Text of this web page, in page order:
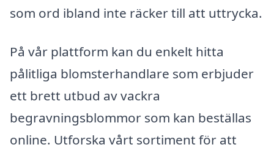
som ord ibland inte räcker till att uttrycka.
På vår plattform kan du enkelt hitta
pålitliga blomsterhandlare som erbjuder
ett brett utbud av vackra
begravningsblommor som kan beställas
online. Utforska vårt sortiment för att